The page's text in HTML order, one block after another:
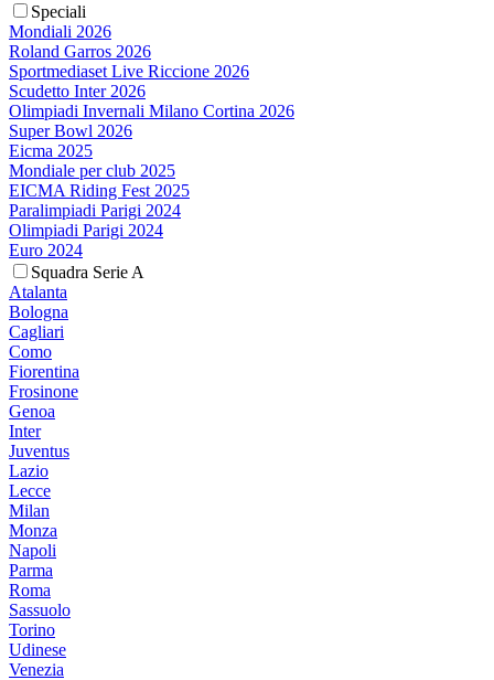
Speciali
Mondiali 2026
Roland Garros 2026
Sportmediaset Live Riccione 2026
Scudetto Inter 2026
Olimpiadi Invernali Milano Cortina 2026
Super Bowl 2026
Eicma 2025
Mondiale per club 2025
EICMA Riding Fest 2025
Paralimpiadi Parigi 2024
Olimpiadi Parigi 2024
Euro 2024
Squadra Serie A
Atalanta
Bologna
Cagliari
Como
Fiorentina
Frosinone
Genoa
Inter
Juventus
Lazio
Lecce
Milan
Monza
Napoli
Parma
Roma
Sassuolo
Torino
Udinese
Venezia